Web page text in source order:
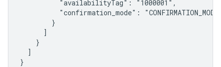
          "availabilityTag": "1000001",
"confirmation_mode":
        }
      ]
    }
  ]
}